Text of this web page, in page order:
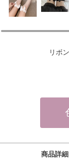
リボ
商品詳細